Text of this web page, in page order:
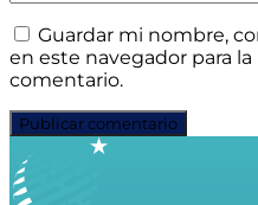
Guardar mi nombre,
en este navegador para
comentario.